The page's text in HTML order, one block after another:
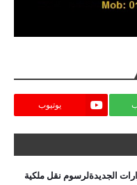
يوتيوب
الجديدةلرسوم نقل ملكية